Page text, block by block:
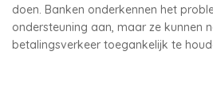
doen. Banken onderkennen het
ondersteuning aan, maar ze kunnen
betalingsverkeer toegankelijk te